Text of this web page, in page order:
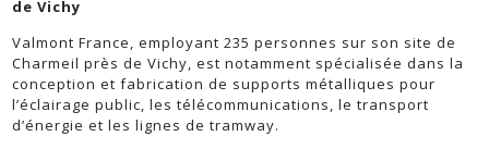
de Vichy
Valmont France, employant 235 personnes sur son site de
Charmeil près de Vichy, est notamment spécialisée dans la
conception et fabrication de supports métalliques pour
l’éclairage public, les télécommunications, le transport
d’énergie et les lignes de tramway.